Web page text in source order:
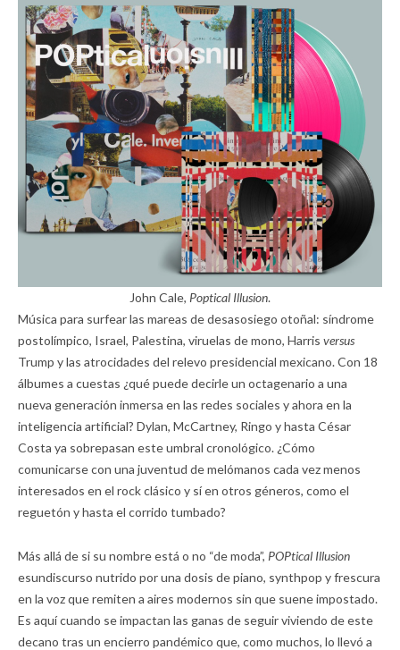
John Cale, Poptical Illusion.
Música para surfear las mareas de desasosiego otoñal: síndrome
postolímpico, Israel, Palestina, viruelas de mono, Harris versus
Trump y las atrocidades del relevo presidencial mexicano. Con 18
álbumes a cuestas ¿qué puede decirle un octagenario a una
nueva generación inmersa en las redes sociales y ahora en la
inteligencia artificial? Dylan, McCartney, Ringo y hasta César
Costa ya sobrepasan este umbral cronológico. ¿Cómo
comunicarse con una juventud de melómanos cada vez menos
interesados en el rock clásico y sí en otros géneros, como el
reguetón y hasta el corrido tumbado?
Más allá de si su nombre está o no “de moda”, POPtical Illusion
esundiscurso nutrido por una dosis de piano, synthpop y frescura
en la voz que remiten a aires modernos sin que suene impostado.
Es aquí cuando se impactan las ganas de seguir viviendo de este
decano tras un encierro pandémico que, como muchos, lo llevó a